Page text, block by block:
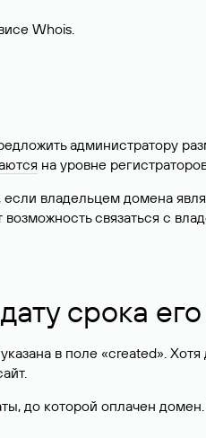
Whois.
администратору
на уровне
владельцем домена
связаться с
срока
в поле «created».
до которой оплачен